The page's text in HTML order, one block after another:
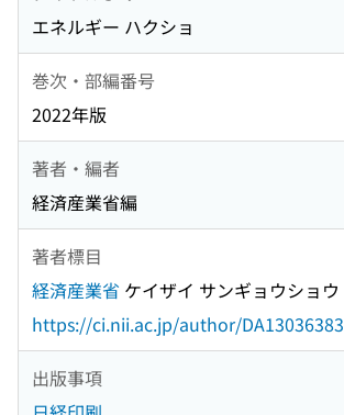
エネルギー ハクショ
巻次・部編番号
2022年版
著者・編者
経済産業省編
著者標目
経済産業省 ケイザイ サンギョウショウ
https://ci.nii.ac.jp/author/DA13036383
出版事項